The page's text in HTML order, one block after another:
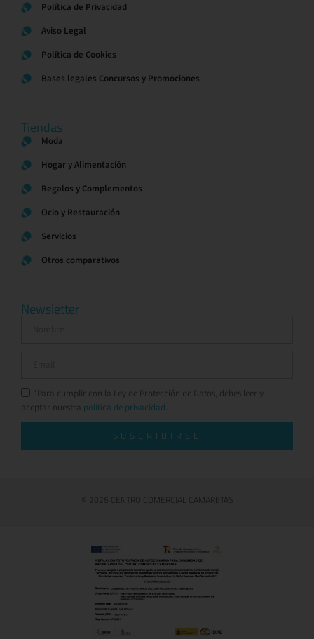
Política de Privacidad
Aviso Legal
Política de Cookies
Bases legales Concursos y Promociones
Tiendas
Moda
Hogar y Alimentación
Regalos y Complementos
Ocio y Restauración
Servicios
Otros comparativos
Newsletter
*Para cumplir con la Ley de Protección de Datos, debes leer y
aceptar nuestra política de privacidad.
SUSCRIBIRSE
© 2026 CENTRO COMERCIAL CAMARETAS